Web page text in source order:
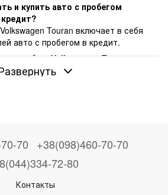
и купить авто с пробегом
Touran включает в себя
авто с пробегом в кредит.
пробегу Volkswagen Touranмогут
от года выпуска, пробега и
городе, посмотрите наши
как: Киев, Харьков, Львов,
Ровно, Луцк, Хмельницкий,
Кропивницкий, Ивано-
70
+38(098)460-70-70
72-80
Контакты